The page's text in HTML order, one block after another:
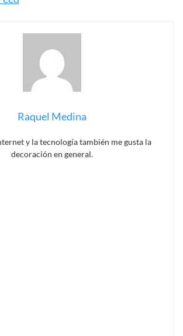
Raquel Medina
y la tecnología también me gusta la
decoración en general.